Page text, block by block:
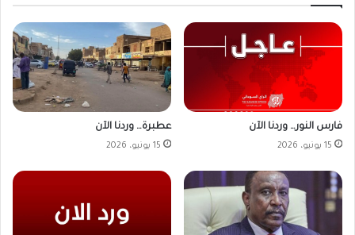
فارس النور… وردنا الآن
15 يونيو، 2026
عطبرة… وردنا الآن
15 يونيو، 2026